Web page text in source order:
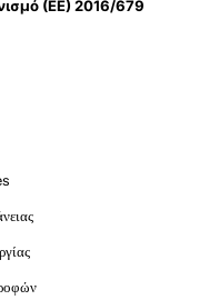
(ΕΕ) 2016/679